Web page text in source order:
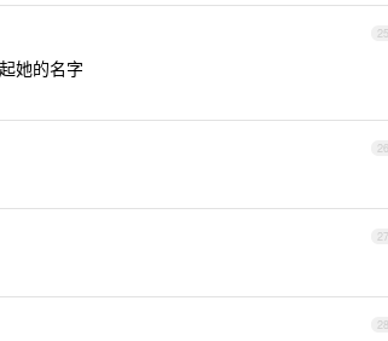
25
她的名字
26
27
28